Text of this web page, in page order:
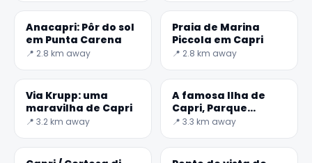
Anacapri: Pôr do sol
em Punta Carena
📍 2.8 km away
Praia de Marina
Piccola em Capri
📍 2.8 km away
Via Krupp: uma
maravilha de Capri
📍 3.2 km away
A famosa Ilha de
Capri, Parque
Infantil do
set-Secret mundo
📍 3.3 km away
✕